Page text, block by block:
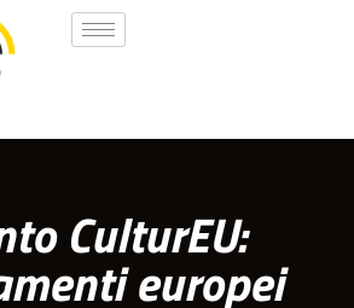
CulturEU:
europei